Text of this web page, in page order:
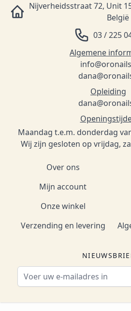
Nijverheidsstraat 72, Unit
België
03 / 225
Algemene
Opleiding
Maandag t.e.m. donderdag
Wij zijn gesloten op vrijdag,
Over ons
Mijn account
Onze winkel
Verzending en levering